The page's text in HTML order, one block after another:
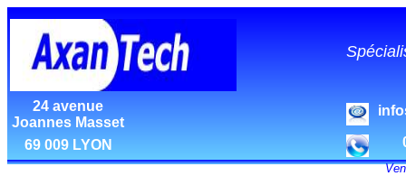
24 avenue
Joannes Masset
69 009 LYON